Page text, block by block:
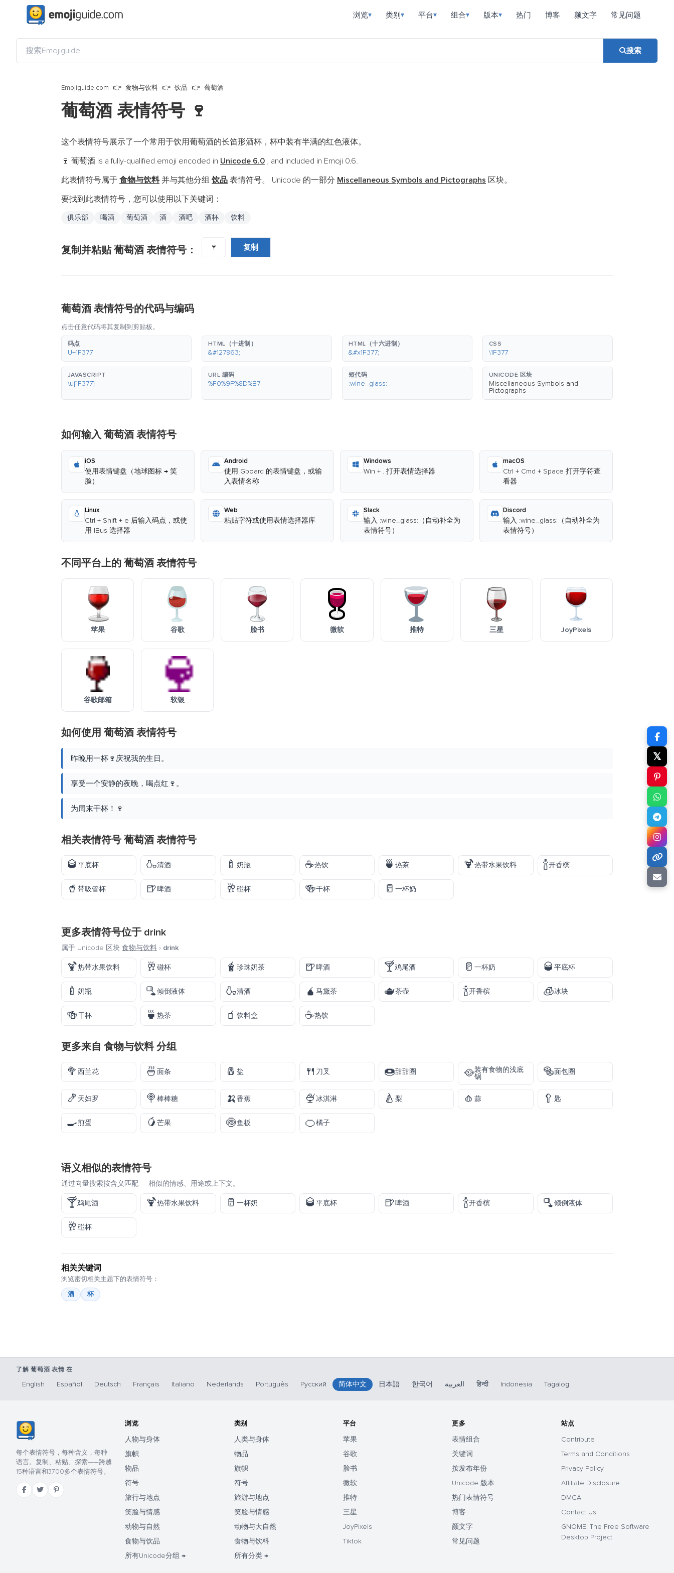
浏览▾ 类别 ▾ 平台▾ 组合▾ 版本▾ 热门 博客 颜文字 常见问题
搜索
Emojiguide.com 食物与饮料 饮品 葡萄酒
葡萄酒 表情符号 🍷
这个表情符号展示了一个常用于饮用葡萄酒的长笛形酒杯，杯中装有半满的红色液体。
🍷 葡萄酒 is a fully-qualified emoji encoded in Unicode 6.0 , and included in Emoji 0.6.
此表情符号属于 食物与饮料并与其他分组 饮品 表情符号。 Unicode 的一部分 Miscellaneous Symbols and Pictographs 区块。
要找到此表情符号，您可以使用以下关键词：
俱乐部 喝酒 葡萄酒 酒 酒吧 酒杯 饮料
复制并粘贴 葡萄酒 表情符号： 🍷 复制
葡萄酒 表情符号的代码与编码
点击任意代码将其复制到剪贴板。
码点
U+1F377
HTML（十进制）
&#127863;
HTML（十六进制）
&#x1F377;
CSS
\1F377
JAVASCRIPT
\u{1F377}
URL 编码
%F0%9F%8D%B7
短代码
:wine_glass:
UNICODE 区块
Miscellaneous Symbols and
Pictographs
如何输入 葡萄酒 表情符号
iOS
使用表情键盘（地球图标 → 笑
脸）
Android
使用 Gboard 的表情键盘，或输
入表情名称
Windows
Win + . 打开表情选择器
macOS
Ctrl + Cmd + Space 打开字符查
看器
Linux
Ctrl + Shift + e 后输入码点，或使
用 IBus 选择器
Web
粘贴字符或使用表情选择器库
Slack
输入 :wine_glass:（自动补全为
表情符号）
Discord
输入 :wine_glass:（自动补全为
表情符号）
不同平台上的 葡萄酒 表情符号
苹果 谷歌 脸书 微软 推特 三星 JoyPixels
谷歌邮箱 软银
如何使用 葡萄酒 表情符号
昨晚用一杯🍷庆祝我的生日。
享受一个安静的夜晚，喝点红🍷。
为周末干杯！🍷
相关表情符号 葡萄酒 表情符号
🥃 平底杯 🍶清酒 🍼 奶瓶 ☕热饮 🍵热茶 🍹热带水果饮料 🍾开香槟
🥤 带吸管杯 🍺啤酒 🥂 碰杯 🍻干杯 🥛一杯奶
更多表情符号位于 drink
属于 Unicode 区块 食物与饮料 › drink
🍹热带水果饮料 🥂碰杯 🧋 珍珠奶茶 🍺啤酒 🍸鸡尾酒 🥛一杯奶 🥃 平底杯
🍼 奶瓶 🫗倾倒液体 🍶清酒 🧉 马黛茶 🫖茶壶 🍾开香槟 🧊冰块
🍻干杯 🍵热茶 🧃 饮料盒 ☕热饮
更多来自 食物与饮料分组
🥦 西兰花 🍜面条 🧂 盐 🍴 刀叉 🍩甜甜圈 🥘装有食物的浅底
锅
🥯面包圈
🍤 天妇罗 🍭棒棒糖 🍌 香蕉 🍨冰淇淋 🍐梨 🧄蒜 🥄 匙
🍳煎蛋 🥭芒果 🍥鱼板 🍊橘子
语义相似的表情符号
通过向量搜索按含义匹配 — 相似的情感、用途或上下文。
🍸鸡尾酒 🍹热带水果饮料 🥛 一杯奶 🥃 平底杯 🍺啤酒 🍾开香槟 🫗倾倒液体
🥂 碰杯
相关关键词
浏览密切相关主题下的表情符号：
酒
杯
𝕏
了解 葡萄酒 表情 在
English Español Deutsch Français Italiano Nederlands Português Русский 简体中文 日本語 한국어 العربية हिन्दी Indonesia Tagalog
每个表情符号，每种含义，每种
语言。复制、粘贴、探索——跨越
15种语言和3700多个表情符号。
浏览
人物与身体
旗帜
物品
符号
旅行与地点
笑脸与情感
动物与自然
食物与饮品
所有Unicode分组 →
类别
人类与身体
物品
旗帜
符号
旅游与地点
笑脸与情感
动物与大自然
食物与饮料
所有分类 →
平台
苹果
谷歌
脸书
微软
推特
三星
JoyPixels
Tiktok
更多
表情组合
关键词
按发布年份
Unicode 版本
热门表情符号
博客
颜文字
常见问题
站点
Contribute
Terms and Conditions
Privacy Policy
Affiliate Disclosure
DMCA
Contact Us
GNOME: The Free Software
Desktop Project